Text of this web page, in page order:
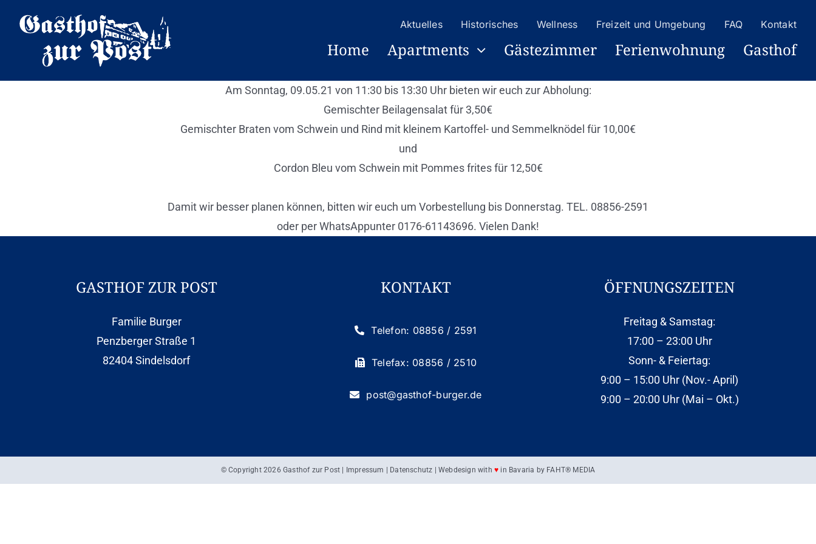
Inhalt
Aktuelles Historisches Wellness Freizeit und Umgebung FAQ Kontakt
Home Apartments Gästezimmer Ferienwohnung Gasthof
Am Sonntag, 09.05.21 von 11:30 bis 13:30 Uhr bieten wir euch zur Abholung:
Gemischter Beilagensalat für 3,50€
Gemischter Braten vom Schwein und Rind mit kleinem Kartoffel- und Semmelknödel für 10,00€
und
Cordon Bleu vom Schwein mit Pommes frites für 12,50€
Damit wir besser planen können, bitten wir euch um Vorbestellung bis Donnerstag. TEL. 08856-2591
oder per WhatsAppunter 0176-61143696. Vielen Dank!
GASTHOF ZUR POST
Familie Burger
Penzberger Straße 1
82404 Sindelsdorf
KONTAKT
Telefon: 08856 / 2591
Telefax: 08856 / 2510
post@gasthof-burger.de
ÖFFNUNGSZEITEN
Freitag & Samstag:
17:00 – 23:00 Uhr
Sonn- & Feiertag:
9:00 – 15:00 Uhr (Nov.- April)
9:00 – 20:00 Uhr (Mai – Okt.)
© Copyright 2026 Gasthof zur Post | Impressum Datenschutz | Webdesign with♥ in Bavaria by FAHT® MEDIA